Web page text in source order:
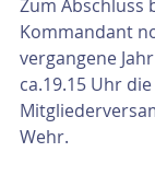
Zum Abschluss
Kommandant
vergangene
ca.19.15 Uhr die
Wehr.